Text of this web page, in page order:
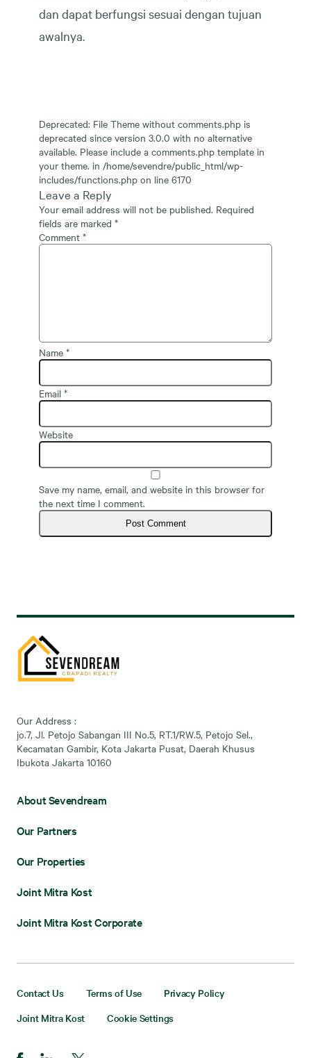
dan dapat berfungsi sesuai dengan tujuan
awalnya.
Deprecated: File Theme without comments.php is
deprecated since version 3.0.0 with no alternative
available. Please include a comments.php template in
your theme. in /home/sevendre/public_html/wp-
includes/functions.php on line 6170
Leave a Reply
Your email address will not be published. Required
fields are marked *
Comment *
Name *
Email *
Website
Save my name, email, and website in this browser for
the next time I comment.
Our Address :
jo.7, Jl. Petojo Sabangan III No.5, RT.1/RW.5, Petojo Sel.,
Kecamatan Gambir, Kota Jakarta Pusat, Daerah Khusus
Ibukota Jakarta 10160
About Sevendream
Our Partners
Our Properties
Joint Mitra Kost
Joint Mitra Kost Corporate
Contact Us Terms of Use
Privacy Policy
Joint Mitra Kost
Cookie Settings